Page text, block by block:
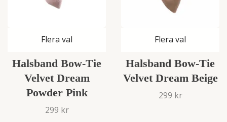
Flera val
Halsband Bow-Tie
Velvet Dream
Powder Pink
299 kr
Flera val
Halsband Bow-Tie
Velvet Dream Beige
299 kr